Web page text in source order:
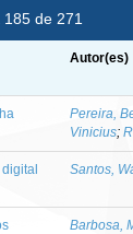
de 271
Autor(es)
Pereira,
Vinicius;
Santos,
Barbosa,